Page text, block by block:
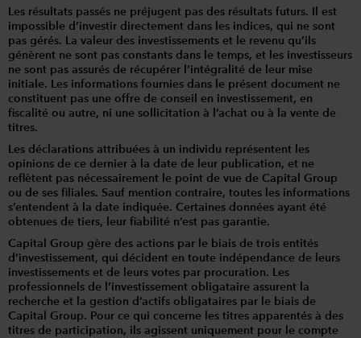
Les résultats passés ne préjugent pas des résultats futurs. Il est
impossible d’investir directement dans les indices, qui ne sont
pas gérés. La valeur des investissements et le revenu qu’ils
génèrent ne sont pas constants dans le temps, et les investisseurs
ne sont pas assurés de récupérer l’intégralité de leur mise
initiale. Les informations fournies dans le présent document ne
constituent pas une offre de conseil en investissement, en
fiscalité ou autre, ni une sollicitation à l’achat ou à la vente de
titres.
Les déclarations attribuées à un individu représentent les
opinions de ce dernier à la date de leur publication, et ne
reflètent pas nécessairement le point de vue de Capital Group
ou de ses filiales. Sauf mention contraire, toutes les informations
s’entendent à la date indiquée. Certaines données ayant été
obtenues de tiers, leur fiabilité n’est pas garantie.
Capital Group gère des actions par le biais de trois entités
d’investissement, qui décident en toute indépendance de leurs
investissements et de leurs votes par procuration. Les
professionnels de l’investissement obligataire assurent la
recherche et la gestion d’actifs obligataires par le biais de
Capital Group. Pour ce qui concerne les titres apparentés à des
titres de participation, ils agissent uniquement pour le compte